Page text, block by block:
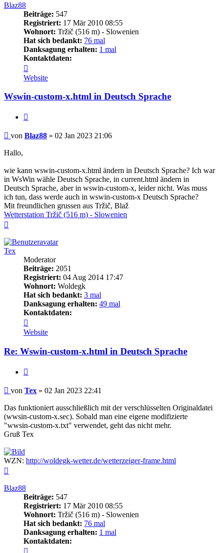
Blaz88
Beiträge: 547
Registriert: 17 Mär 2010 08:55
Wohnort: Tržič (516 m) - Slowenien
Hat sich bedankt: 76 mal
Danksagung erhalten: 1 mal
Kontaktdaten:
von
Blaz88
Website
Wswin-custom-x.html in Deutsch Sprache
Beitrag
von Blaz88 » 02 Jan 2023 21:06
Hallo,
wie kann wswin-custom-x.html ändern in Deutsch Sprache? Ich war
in WsWin wähle Deutsch Sprache, in current.html ändern in
Deutsch Sprache, aber in wswin-custom-x, leider nicht. Was muss
ich tun, dass werde auch in wswin-custom-x Deutsch Sprache?
Mit freundlichen grussen aus Tržič, Blaž
Wetterstation Tržič (516 m) - Slowenien
Tex
Moderator
Beiträge: 2051
Registriert: 04 Aug 2014 17:47
Wohnort: Woldegk
Hat sich bedankt: 3 mal
Danksagung erhalten: 49 mal
Kontaktdaten:
von
Tex
Website
Re: Wswin-custom-x.html in Deutsch Sprache
Beitrag
von Tex » 02 Jan 2023 22:41
Das funktioniert ausschließlich mit der verschlüsselten Originaldatei
(wwsin-custom-x.sec). Sobald man eine eigene modifizierte
"wwsin-custom-x.txt" verwendet, geht das nicht mehr.
Gruß Tex
WZN: http://woldegk-wetter.de/wetterzeiger-frame.html
Blaz88
Beiträge: 547
Registriert: 17 Mär 2010 08:55
Wohnort: Tržič (516 m) - Slowenien
Hat sich bedankt: 76 mal
Danksagung erhalten: 1 mal
Kontaktdaten: